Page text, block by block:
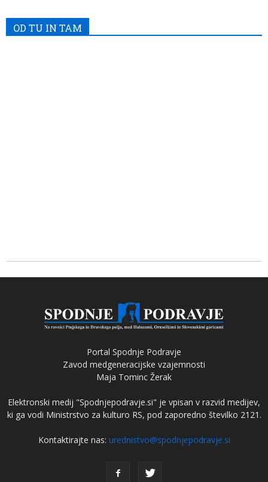
OD TU IN TAM
Portal Spodnje Podravje
Zavod medgeneracijske vzajemnosti
Maja Tominc Žerak
Elektronski medij "Spodnjepodravje.si" je vpisan v razvid medijev,
ki ga vodi Ministrstvo za kulturo RS, pod zaporedno številko 2121.
Kontaktirajte nas: urednistvo@spodnjepodravje.si